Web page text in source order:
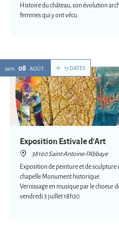
Histoire du château, son évolution
femmes qui y ont vécu.
17 DATES
sam. 08 AOÛT
Exposition Estivale d'Art
38160 Saint-Antoine-l'Abbaye
Exposition de peinture et de
chapelle Monument historique.
Vernissage en musique par le choeur
vendredi 3 juillet 18h30